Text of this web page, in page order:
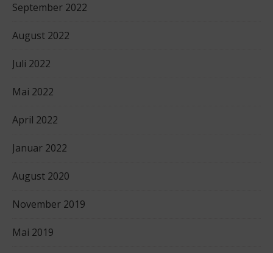
September 2022
August 2022
Juli 2022
Mai 2022
April 2022
Januar 2022
August 2020
November 2019
Mai 2019